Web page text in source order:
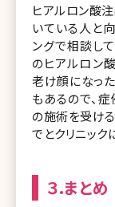
ヒアルロン酸
いている人と
ングで相談し
のヒアルロン
老け顔になっ
もあるので、
の施術を受け
でとクリニック
３.まとめ